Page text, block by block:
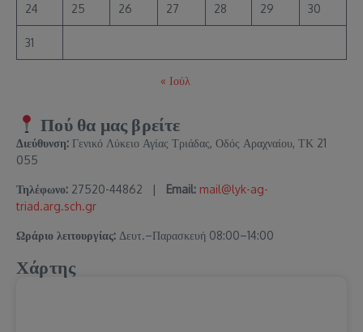
24 25 26 27 28 29 30
31
« Ιούλ
Πού θα μας βρείτε
Διεύθυνση: Γενικό Λύκειο Αγίας Τριάδας, Οδός Αραχναίου, ΤΚ 21
055
Τηλέφωνο: 27520-44862 | Email: mail@lyk-ag-
triad.arg.sch.gr
Ωράριο λειτουργίας: Δευτ.–Παρασκευή 08:00–14:00
Χάρτης